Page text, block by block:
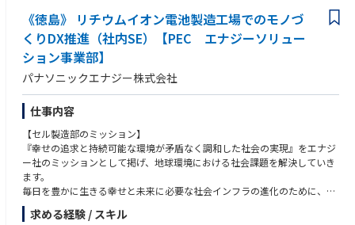
・材料開発部門、研究開発部門等関連部門と連携し、新機種開発設計前に
シミュレーションなどを活用し材料特性、品質課題見極めを完了させ、ス
ムーズに各顧客への機種開発へ繋げる事が主な仕事内容となります。
・また、設計検討を目的としたデータベース構築や活用も検討していま
す。
●この仕事を通じて得られること
・世界最先端の二次電池の技術に触れ、専門性を磨くことができ、自ら開
発した商品が地球環境に貢献できる達成感も得られます。
・品質やプロセスなど総合的スキルの習得、海外工場での量産導入に向け
た長期出張、また上記で得られた専門性を活かし、技術者としての海外工
場駐在、技術営業としての海外赴任などのキャリアバスを用意していま
す。
・データ分析や発熱、応力シミュレーションの知識を有している/業務経
験のある方。
・データベース構築経験のある方。
【人柄・コンピテンシー】
・業種に関わらず技術動向や社会情勢に興味を持ち積極的に情報収集がで
きる
・全体最適で業務改善及びものごとを考えられる
・周囲とコミュニケーションがスムーズにとれる
・能動的、主体的に活動し、最後までやり遂げる強い意志(やる気)をお持
ちの方
《徳島》 リチウムイオン電池製造工場でのモノづ
くりDX推進（社内SE）【PEC エナジーソリュー
ション事業部】
パナソニックエナジー株式会社
仕事内容
【セル製造部のミッション】
『幸せの追求と持続可能な環境が矛盾なく調和した社会の実現』をエナジ
ー社のミッションとして掲げ、地球環境における社会課題を解決していき
ます。
毎日を豊かに生きる幸せと未来に必要な社会インフラの進化のために、高
品質なリチウムイオン電池を製造し、社会にお役立ちをしていきます。
求める経験 / スキル